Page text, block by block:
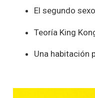
El segundo sexo
Teoría King
Una habitación